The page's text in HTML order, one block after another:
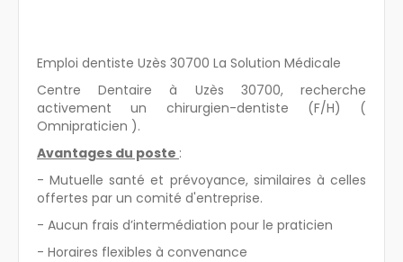
Emploi dentiste Uzès 30700 La Solution Médicale
Centre Dentaire à Uzès 30700, recherche
activement un chirurgien-dentiste (F/H) (
Omnipraticien ).
Avantages du poste :
- Mutuelle santé et prévoyance, similaires à celles
offertes par un comité d'entreprise.
- Aucun frais d’intermédiation pour le praticien
- Horaires flexibles à convenance